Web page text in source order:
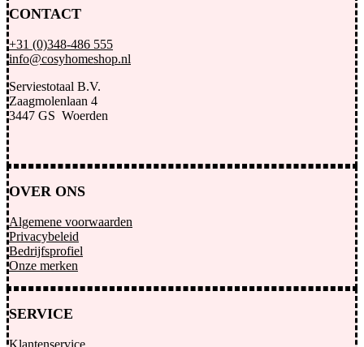
CONTACT
+31 (0)348-486 555
info@cosyhomeshop.nl
Serviestotaal B.V.
Zaagmolenlaan 4
3447 GS Woerden
OVER ONS
Algemene voorwaarden
Privacybeleid
Bedrijfsprofiel
Onze merken
SERVICE
Klantenservice